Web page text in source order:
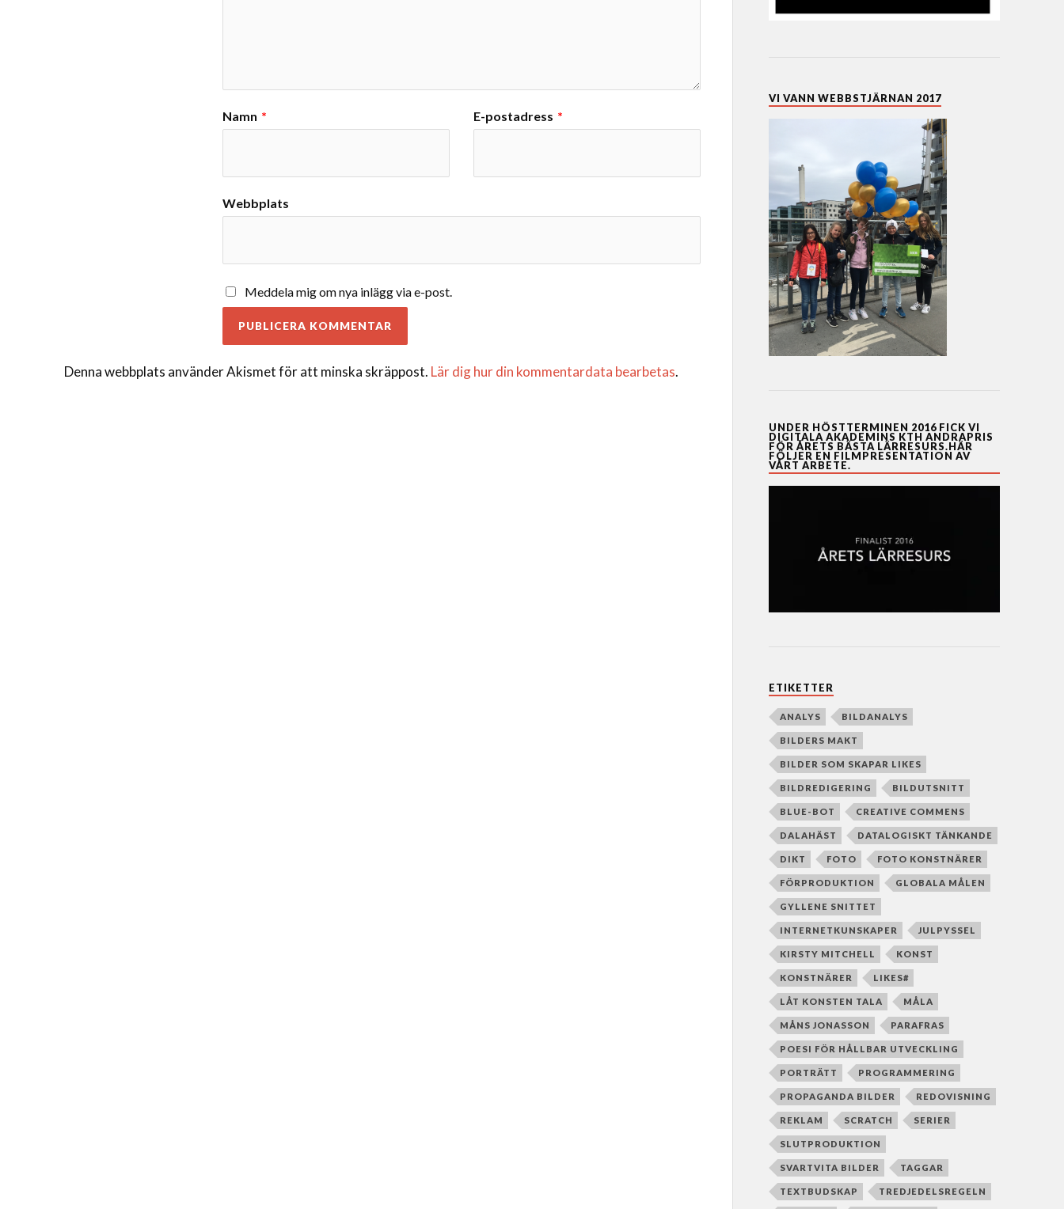
Namn * E-postadress *
Webbplats
Meddela mig om nya inlägg via e-post.
Denna webbplats använder Akismet för att minska skräppost. Lär dig hur din kommentardata bearbetas.
VI VANN WEBBSTJÄRNAN 2017
UNDER HÖSTTERMINEN 2016 FICK VI
DIGITALA AKADEMINS KTH ANDRAPRIS
FÖR ÅRETS BÄSTA LÄRRESURS.HÄR
FÖLJER EN FILMPRESENTATION AV
VÅRT ARBETE.
ETIKETTER
ANALYS BILDANALYS
BILDERS MAKT
BILDER SOM SKAPAR LIKES
BILDREDIGERING BILDUTSNITT
BLUE-BOT CREATIVE COMMENS
DALAHÄST DATALOGISKT TÄNKANDE
DIKT FOTO FOTO KONSTNÄRER
FÖRPRODUKTION GLOBALA MÅLEN
GYLLENE SNITTET
INTERNETKUNSKAPER JULPYSSEL
KIRSTY MITCHELL KONST
KONSTNÄRER LIKES#
LÅT KONSTEN TALA MÅLA
MÅNS JONASSON PARAFRAS
POESI FÖR HÅLLBAR UTVECKLING
PORTRÄTT PROGRAMMERING
PROPAGANDA BILDER REDOVISNING
REKLAM SCRATCH SERIER
SLUTPRODUKTION
SVARTVITA BILDER TAGGAR
TEXTBUDSKAP TREDJEDELSREGELN